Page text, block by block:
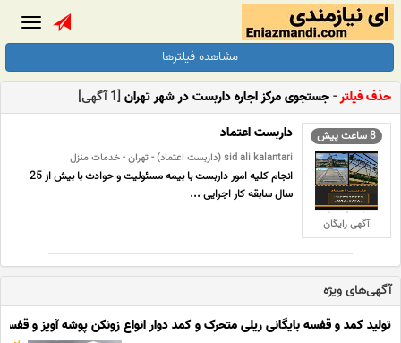
مشاهده فیلترها
حذف فیلتر-جستجوی مرکز اجاره داربست در شهر تهران [1 آگهی]
8 ساعت پیش
آگهی رایگان
داربست اعتماد
sid ali kalantari (‫داربست اعتماد‬‎) - تهران - خدمات منزل
انجام کلیه امور داربست با بیمه مسئولیت و حوادث با بیش از 25
سال سابقه کار اجرایی ...
آگهی‌های ویژه
تولید کمد و قفسه بایگانی ریلی متحرک و کمد دوار انواع زونکن پوشه آویز و قفسه